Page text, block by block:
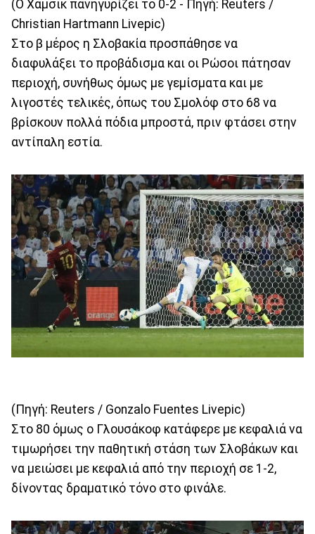
(Ο Χάμσικ πανηγυρίζει το 0-2 - Πηγή: Reuters /
Christian Hartmann Livepic)
Στο β μέρος η Σλοβακία προσπάθησε να
διαφυλάξει το προβάδισμα και οι Ρώσοι πάτησαν
περιοχή, συνήθως όμως με γεμίσματα και με
λιγοστές τελικές, όπως του Σμολόφ στο 68 να
βρίσκουν πολλά πόδια μπροστά, πριν φτάσει στην
αντίπαλη εστία.
(Πηγή: Reuters / Gonzalo Fuentes Livepic)
Στο 80 όμως ο Γλουσάκοφ κατάφερε με κεφαλιά να
τιμωρήσει την παθητική στάση των Σλοβάκων και
να μειώσει με κεφαλιά από την περιοχή σε 1-2,
δίνοντας δραματικό τόνο στο φινάλε.